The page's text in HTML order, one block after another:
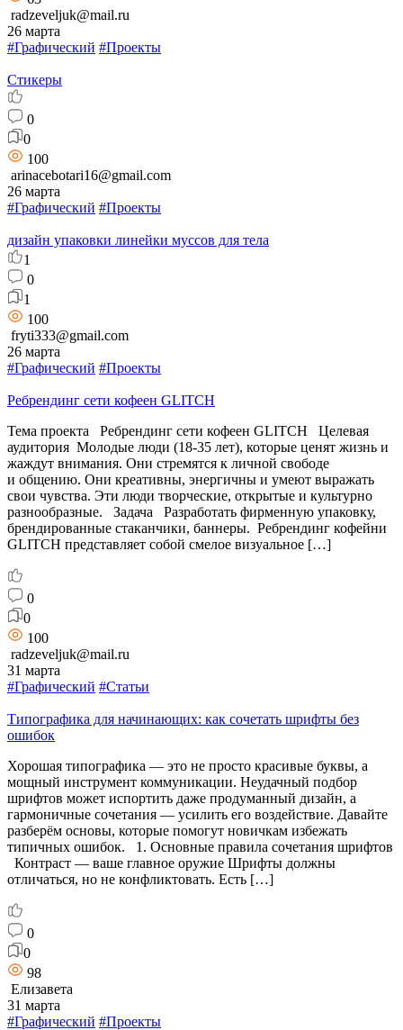
radzeveljuk@mail.ru
26 марта
#Графический #Проекты
Стикеры
0
0
100
arinacebotari16@gmail.com
26 марта
#Графический #Проекты
дизайн упаковки линейки муссов для тела
1
0
1
100
fryti333@gmail.com
26 марта
#Графический #Проекты
Ребрендинг сети кофеен GLITCH
Тема проекта Ребрендинг сети кофеен GLITCH Целевая
аудитория Молодые люди (18-35 лет), которые ценят жизнь и
жаждут внимания. Они стремятся к личной свободе
и общению. Они креативны, энергичны и умеют выражать
свои чувства. Эти люди творческие, открытые и культурно
разнообразные. Задача Разработать фирменную упаковку,
брендированные стаканчики, баннеры. Ребрендинг кофейни
GLITCH представляет собой смелое визуальное […]
0
0
100
radzeveljuk@mail.ru
31 марта
#Графический #Статьи
Типографика для начинающих: как сочетать шрифты без
ошибок
Хорошая типографика — это не просто красивые буквы, а
мощный инструмент коммуникации. Неудачный подбор
шрифтов может испортить даже продуманный дизайн, а
гармоничные сочетания — усилить его воздействие. Давайте
разберём основы, которые помогут новичкам избежать
типичных ошибок. 1. Основные правила сочетания шрифтов
Контраст — ваше главное оружие Шрифты должны
отличаться, но не конфликтовать. Есть […]
0
0
98
Елизавета
31 марта
#Графический #Проекты